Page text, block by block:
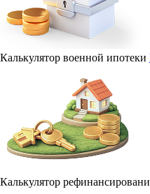
Калькулятор военной ипотеки
Калькулятор